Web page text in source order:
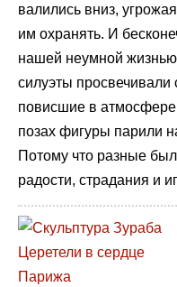
валились вниз,
им охранять. И
нашей неумной
силуэты
повисшие в
позах фигуры парили
Потому что разные
радости, страдания и